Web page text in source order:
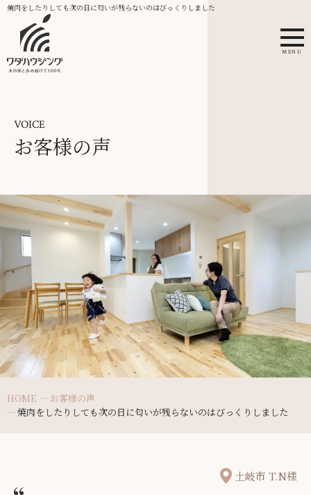
焼肉をしたりしても次の日に匂いが残らないのはびっくりしました
MENU
VOICE
お客様の声
HOME
お客様の声
焼肉をしたりしても次の日に匂いが残らないのはびっくりしました
土岐市 T.N様